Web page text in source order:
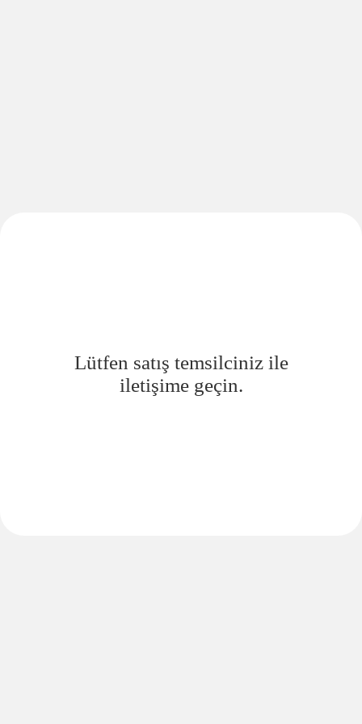
Lütfen satış temsilciniz ile
iletişime geçin.